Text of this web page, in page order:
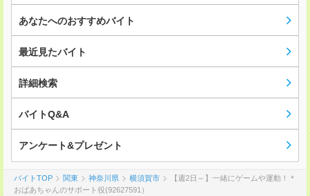
あなたへのおすすめバイト
最近見たバイト
詳細検索
バイトQ&A
アンケート&プレゼント
バイトTOP 関東 神奈川県 横須賀市
【週2日～】一緒にゲームや運動！＊
おばあちゃんのサポート役(92627591）